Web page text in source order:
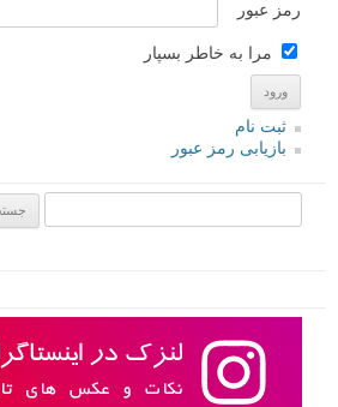
رمز عبور
مرا به خاطر بسپار
ثبت نام
بازیابی رمز عبور